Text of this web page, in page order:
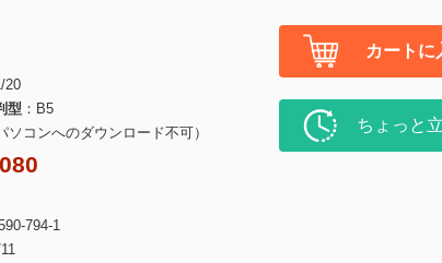
20
型
B5
ソコンへのダウンロード不可）
794-1
カートに
ちょっと